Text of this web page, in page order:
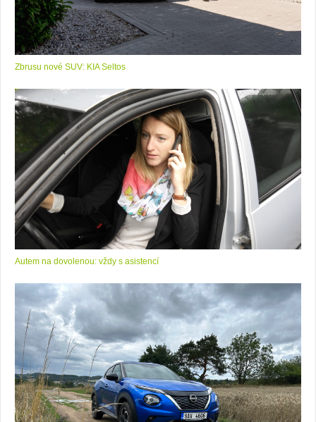
Zbrusu nové SUV: KIA Seltos
Autem na dovolenou: vždy s asistencí